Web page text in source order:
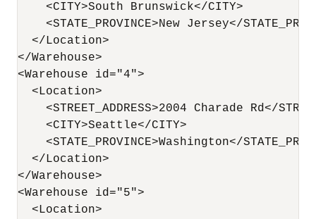
    <CITY>South Brunswick</CITY>
<STATE_PROVINCE>New Jersey</
  </Location>
</Warehouse>
<Warehouse id="4">
  <Location>
<STREET_ADDRESS>2004 Charade Rd</
    <CITY>Seattle</CITY>
<STATE_PROVINCE>Washington</
  </Location>
</Warehouse>
<Warehouse id="5">
  <Location>